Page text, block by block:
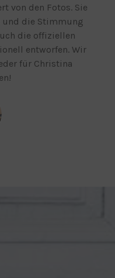
von den Fotos. Sie
und die Stimmung
die offiziellen
entworfen. Wir
für Christina